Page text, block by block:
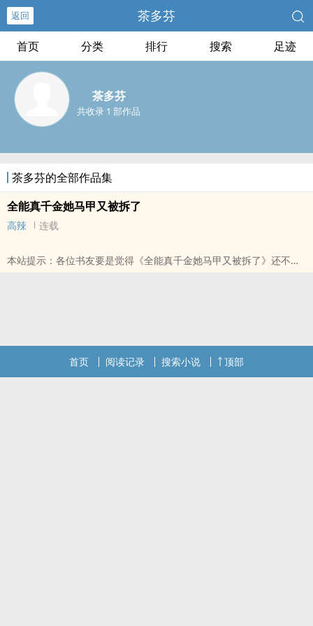
返回 茶多芬
首页 分类 排行 搜索 足迹
茶多芬
共收录 1 部作品
茶多芬的全部作品集
全能真千金她马甲又被拆了
高辣 连载
本站提示：各位书友要是觉得《全能真千金她马甲又被拆了》还不错
首页 阅读记录 搜索小说 顶部